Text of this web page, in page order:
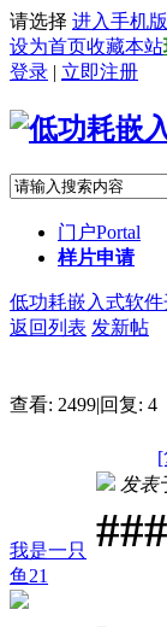
请选择 进入手机版
设为首页收藏本站
登录 | 立即注册
门户Portal
样片申请
低功耗嵌入式软
返回列表 发新帖
查看: 2499|回复: 4
[
我是一只
鱼21
发表